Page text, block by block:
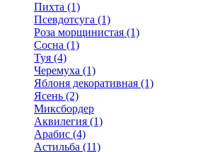
Пихта (1)
Псевдотсуга (1)
Роза морщинистая (1)
Сосна (1)
Туя (4)
Черемуха (1)
Яблоня декоративная (1)
Ясень (2)
Миксбордер
Аквилегия (1)
Арабис (4)
Астильба (11)